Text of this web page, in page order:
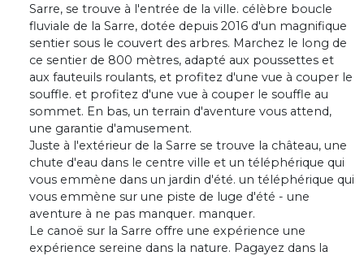
Sarre, se trouve à l'entrée de la ville. célèbre boucle
fluviale de la Sarre, dotée depuis 2016 d'un magnifique
sentier sous le couvert des arbres. Marchez le long de
ce sentier de 800 mètres, adapté aux poussettes et
aux fauteuils roulants, et profitez d'une vue à couper le
souffle. et profitez d'une vue à couper le souffle au
sommet. En bas, un terrain d'aventure vous attend,
une garantie d'amusement.
Juste à l'extérieur de la Sarre se trouve la château, une
chute d'eau dans le centre ville et un téléphérique qui
vous emmène dans un jardin d'été. un téléphérique qui
vous emmène sur une piste de luge d'été - une
aventure à ne pas manquer. manquer.
Le canoë sur la Sarre offre une expérience une
expérience sereine dans la nature. Pagayez dans la